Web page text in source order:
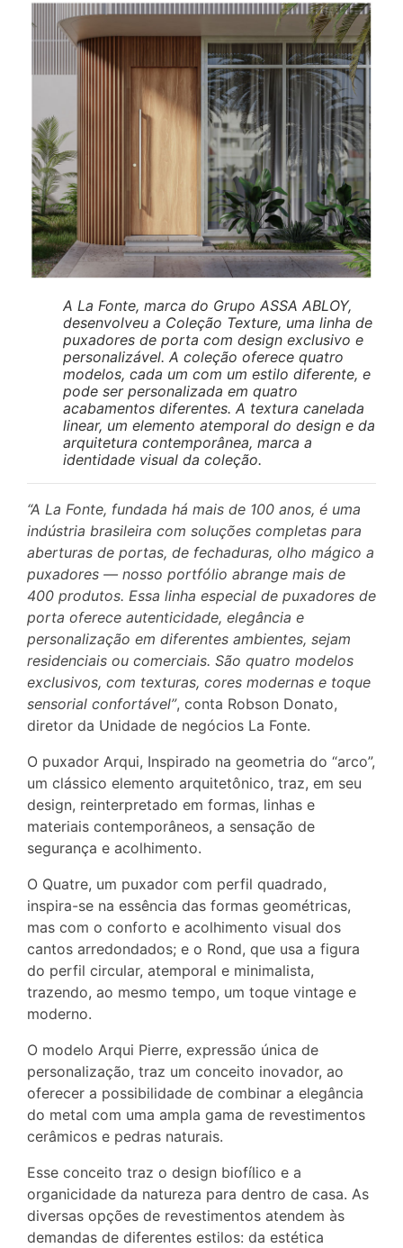
A La Fonte, marca do Grupo ASSA ABLOY,
desenvolveu a Coleção Texture, uma linha de
puxadores de porta com design exclusivo e
personalizável. A coleção oferece quatro
modelos, cada um com um estilo diferente, e
pode ser personalizada em quatro
acabamentos diferentes. A textura canelada
linear, um elemento atemporal do design e da
arquitetura contemporânea, marca a
identidade visual da coleção.
“A La Fonte, fundada há mais de 100 anos, é uma
indústria brasileira com soluções completas para
aberturas de portas, de fechaduras, olho mágico a
puxadores — nosso portfólio abrange mais de
400 produtos. Essa linha especial de puxadores de
porta oferece autenticidade, elegância e
personalização em diferentes ambientes, sejam
residenciais ou comerciais. São quatro modelos
exclusivos, com texturas, cores modernas e toque
sensorial confortável”, conta Robson Donato,
diretor da Unidade de negócios La Fonte.
O puxador Arqui, Inspirado na geometria do “arco”,
um clássico elemento arquitetônico, traz, em seu
design, reinterpretado em formas, linhas e
materiais contemporâneos, a sensação de
segurança e acolhimento.
O Quatre, um puxador com perfil quadrado,
inspira-se na essência das formas geométricas,
mas com o conforto e acolhimento visual dos
cantos arredondados; e o Rond, que usa a figura
do perfil circular, atemporal e minimalista,
trazendo, ao mesmo tempo, um toque vintage e
moderno.
O modelo Arqui Pierre, expressão única de
personalização, traz um conceito inovador, ao
oferecer a possibilidade de combinar a elegância
do metal com uma ampla gama de revestimentos
cerâmicos e pedras naturais.
Esse conceito traz o design biofílico e a
organicidade da natureza para dentro de casa. As
diversas opções de revestimentos atendem às
demandas de diferentes estilos: da estética